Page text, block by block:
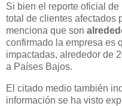
Si bien el reporte oficial
total de clientes afectados
menciona que son
confirmado la empresa es
impactadas, alrededor de
a Países Bajos.
El citado medio también
información se ha visto